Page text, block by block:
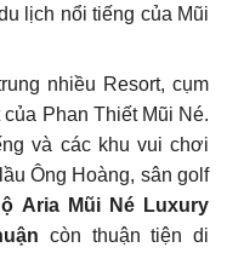
lịch nổi tiếng của Mũi
nhiều Resort, cụm
Phan Thiết Mũi Né.
và các khu vui chơi
Ông Hoàng, sân golf
Aria Mũi Né Luxury
còn thuận tiện di